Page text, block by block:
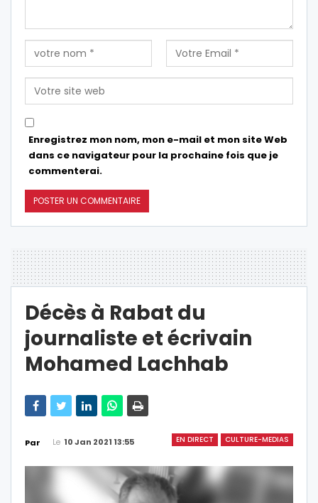
Enregistrez mon nom, mon e-mail et mon site Web
dans ce navigateur pour la prochaine fois que je
commenterai.
Décès à Rabat du
journaliste et écrivain
Mohamed Lachhab
EN DIRECT CULTURE-MEDIAS
Par Le 10 Jan 2021 13:55